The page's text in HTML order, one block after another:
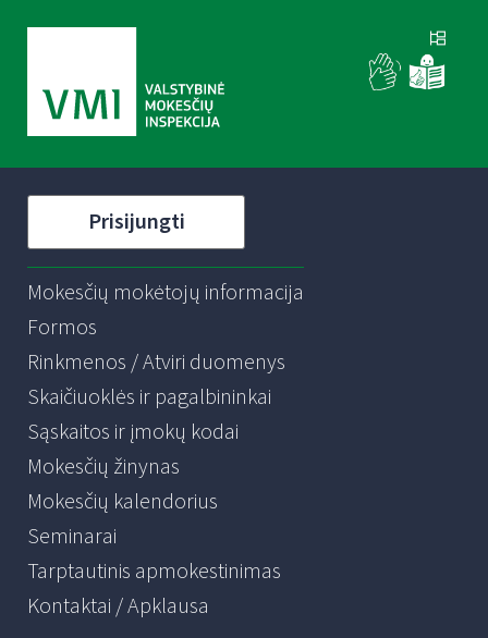
Prisijungti
Mokesčių mokėtojų informacija
Formos
Rinkmenos / Atviri duomenys
Skaičiuoklės ir pagalbininkai
Sąskaitos ir įmokų kodai
Mokesčių žinynas
Mokesčių kalendorius
Seminarai
Tarptautinis apmokestinimas
Kontaktai / Apklausa